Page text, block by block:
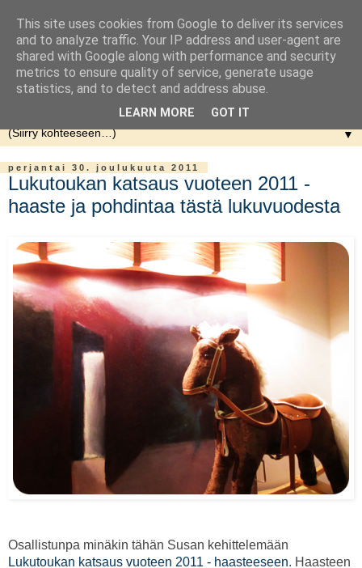
▼
perjantai 30. joulukuuta 2011
Lukutoukan katsaus vuoteen 2011 -
haaste ja pohdintaa tästä lukuvuodesta
Osallistunpa minäkin tähän Susan kehittelemään
Lukutoukan katsaus vuoteen 2011 - haasteeseen. Haasteen
This site uses cookies from Google to deliver its services
and to analyze traffic. Your IP address and user-agent are
shared with Google along with performance and security
metrics to ensure quality of service, generate usage
statistics, and to detect and address abuse.
LEARN MORE GOT IT